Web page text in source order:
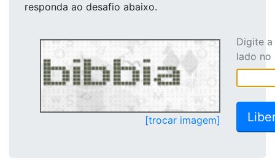
responda ao desafio abaixo.
[trocar imagem]
Digite
lado no